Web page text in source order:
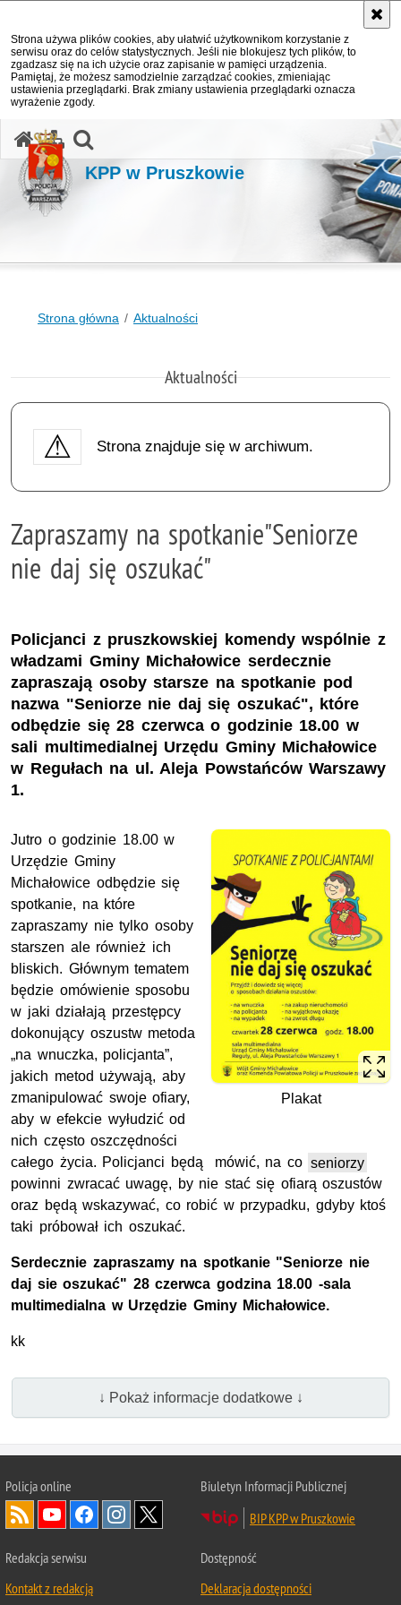
Strona używa plików cookies, aby ułatwić użytkownikom korzystanie z
serwisu oraz do celów statystycznych. Jeśli nie blokujesz tych plików, to
zgadzasz się na ich użycie oraz zapisanie w pamięci urządzenia.
Pamiętaj, że możesz samodzielnie zarządzać cookies, zmieniając
ustawienia przeglądarki. Brak zmiany ustawienia przeglądarki oznacza
wyrażenie zgody.
KPP w Pruszkowie
Strona główna Aktualności
Aktualności
Strona znajduje się w archiwum.
Zapraszamy na spotkanie"Seniorze
nie daj się oszukać"
Policjanci z pruszkowskiej komendy wspólnie z
władzami Gminy Michałowice serdecznie
zapraszają osoby starsze na spotkanie pod
nazwa "Seniorze nie daj się oszukać", które
odbędzie się 28 czerwca o godzinie 18.00 w
sali multimedialnej Urzędu Gminy Michałowice
w Regułach na ul. Aleja Powstańców Warszawy
1.
Plakat
Jutro o godzinie 18.00 w
Urzędzie Gminy
Michałowice odbędzie się
spotkanie, na które
zapraszamy nie tylko osoby
starszen ale również ich
bliskich. Głównym tematem
będzie omówienie sposobu
w jaki działają przestępcy
dokonujący oszustw metoda
„na wnuczka, policjanta”,
jakich metod używają, aby
zmanipulować swoje ofiary,
aby w efekcie wyłudzić od
nich często oszczędności
całego życia. Policjanci będą mówić, na co seniorzy
powinni zwracać uwagę, by nie stać się ofiarą oszustów
oraz będą wskazywać, co robić w przypadku, gdyby ktoś
taki próbował ich oszukać.
Serdecznie zapraszamy na spotkanie "Seniorze nie
daj sie oszukać" 28 czerwca godzina 18.00 -sala
multimedialna w Urzędzie Gminy Michałowice.
kk
↓ Pokaż informacje dodatkowe ↓
Policja online
Biuletyn Informacji Publicznej
BIP KPP w Pruszkowie
Redakcja serwisu
Kontakt z redakcją
Dostępność
Deklaracja dostępności